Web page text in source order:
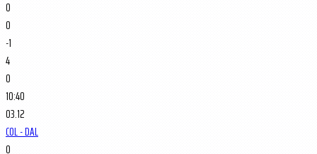
0
0
-1
4
0
10:40
03.12
COL - DAL
0